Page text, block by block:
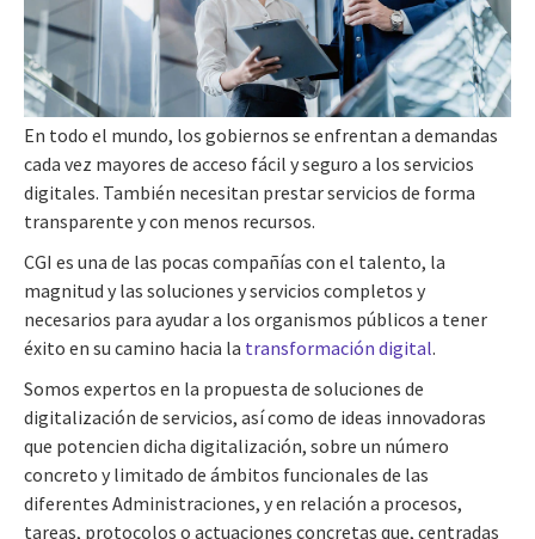
En todo el mundo, los gobiernos se enfrentan a demandas
cada vez mayores de acceso fácil y seguro a los servicios
digitales. También necesitan prestar servicios de forma
transparente y con menos recursos.
CGI es una de las pocas compañías con el talento, la
magnitud y las soluciones y servicios completos y
necesarios para ayudar a los organismos públicos a tener
éxito en su camino hacia la transformación digital.
Somos expertos en la propuesta de soluciones de
digitalización de servicios, así como de ideas innovadoras
que potencien dicha digitalización, sobre un número
concreto y limitado de ámbitos funcionales de las
diferentes Administraciones, y en relación a procesos,
tareas, protocolos o actuaciones concretas que, centradas